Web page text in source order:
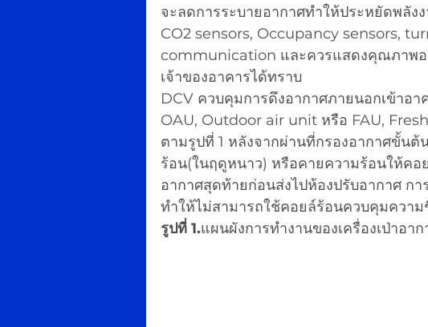
จะลดการระบายอากาศทำให้ประหยัดพลัง
CO2 sensors, Occupancy sensors,
communication และควรแสดงคุณภาพอ
เจ้าของอาคารได้ทราบ
DCV ควบคุมการดึงอากาศภายนอกเข้าอา
OAU, Outdoor air unit หรือ FAU,
ตามรูปที่ 1 หลังจากผ่านที่กรองอากาศขั้น
ร้อน(ในฤดูหนาว) หรือคายความร้อนให้คอ
อากาศสุดท้ายก่อนส่งไปห้องปรับอากาศ ก
ทำให้ไม่สามารถใช้คอยล์ร้อนควบคุมความ
รูปที่ 1.แผนผังการทำงานของเครื่องเป่าอา